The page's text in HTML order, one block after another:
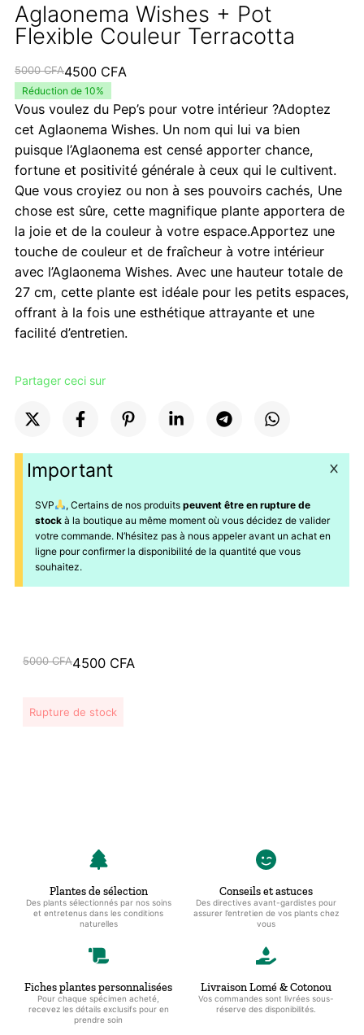
Aglaonema Wishes + Pot
Flexible Couleur Terracotta
5000CFA
Le
prix
initial
était :
5000 CFA.
4500 CFA
Le
prix
actuel
est :
4500 CFA.
Réduction de 10%
Vous voulez du Pep’s pour votre intérieur ?Adoptez
cet Aglaonema Wishes. Un nom qui lui va bien
puisque l’Aglaonema est censé apporter chance,
fortune et positivité générale à ceux qui le cultivent.
Que vous croyiez ou non à ses pouvoirs cachés, Une
chose est sûre, cette magnifique plante apportera de
la joie et de la couleur à votre espace.Apportez une
touche de couleur et de fraîcheur à votre intérieur
avec l’Aglaonema Wishes. Avec une hauteur totale de
27 cm, cette plante est idéale pour les petits espaces,
offrant à la fois une esthétique attrayante et une
facilité d’entretien.
Partager ceci sur
Important
SVP , Certains de nos produits peuvent être en rupture de
stock à la boutique au même moment où vous décidez de valider
votre commande. N’hésitez pas à nous appeler avant un achat en
ligne pour confirmer la disponibilité de la quantité que vous
souhaitez.
5000CFA
Le
initial
4500 CFA
Le
actuel
Rupture de stock
Plantes de sélection
Des plants sélectionnés par nos soins
et entretenus dans les conditions
naturelles
Conseils et astuces
Des directives avant-gardistes pour
assurer l’entretien de vos plants chez
vous
Fiches plantes personnalisées
Pour chaque spécimen acheté,
recevez les détails exclusifs pour en
prendre soin
Livraison Lomé & Cotonou
Vos commandes sont livrées sous-
réserve des disponibilités.